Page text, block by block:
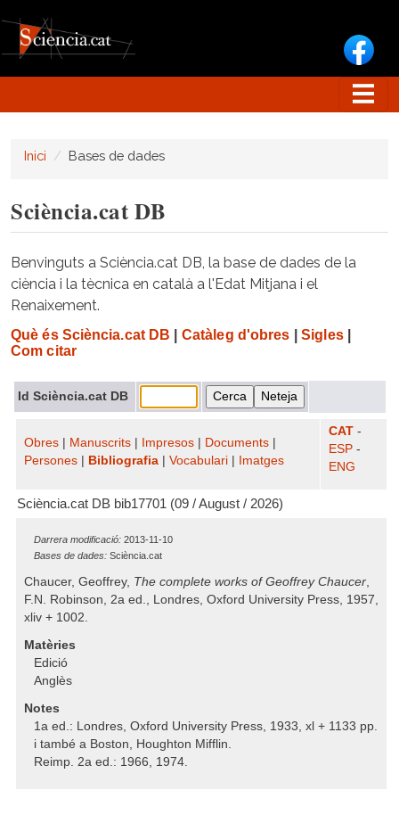
Inici Bases de dades
Sciència.cat DB
Benvinguts a Sciència.cat DB, la base de dades de la
ciència i la tècnica en català a l'Edat Mitjana i el
Renaixement.
Què és Sciència.cat DB Catàleg d'obres Sigles|
Com citar
Id Sciència.cat DB
Obres Manuscrits Impresos Documents
Persones
Bibliografia Vocabulari Imatges
CAT -
ESP -
ENG
Sciència.cat DB bib17701 (09 / August / 2026)
Darrera modificació: 2013-11-10
Bases de dades: Sciència.cat
Chaucer, Geoffrey, The complete works of Geoffrey Chaucer,
F.N. Robinson, 2a ed., Londres, Oxford University Press, 1957,
xliv + 1002.
Matèries
Edició
Anglès
Notes
1a ed.: Londres, Oxford University Press, 1933, xl + 1133 pp.
i també a Boston, Houghton Mifflin.
Reimp. 2a ed.: 1966, 1974.